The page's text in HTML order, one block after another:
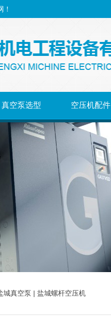
真空泵选型 空压机配件
城真空泵 | 盐城螺杆空压机